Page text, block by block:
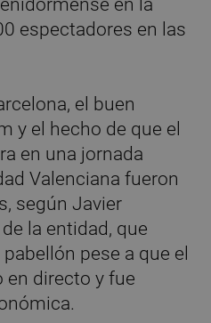
espectadores en las
el buen
y el hecho de que el
en una jornada
Valenciana fueron
según Javier
la entidad, que
pese a que el
en directo y fue